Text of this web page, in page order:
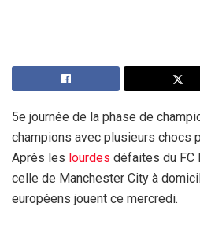
5e journée de la phase de
champions avec plusieurs chocs
Après les lourdes défaites du FC
celle de Manchester City à
européens jouent ce mercredi.